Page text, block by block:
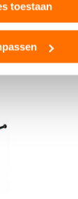
toestaan
vu...